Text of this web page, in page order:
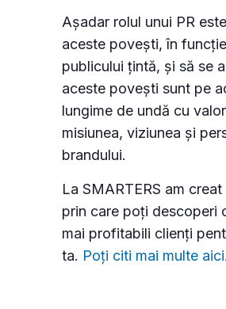
Așadar rolul unui PR
aceste povești, în
publicului țintă, și să se
aceste povești sunt pe
lungime de undă cu
misiunea, viziunea și
brandului.
La SMARTERS am
prin care poți descoperi
mai profitabili clienți
ta. Poți citi mai multe aici.